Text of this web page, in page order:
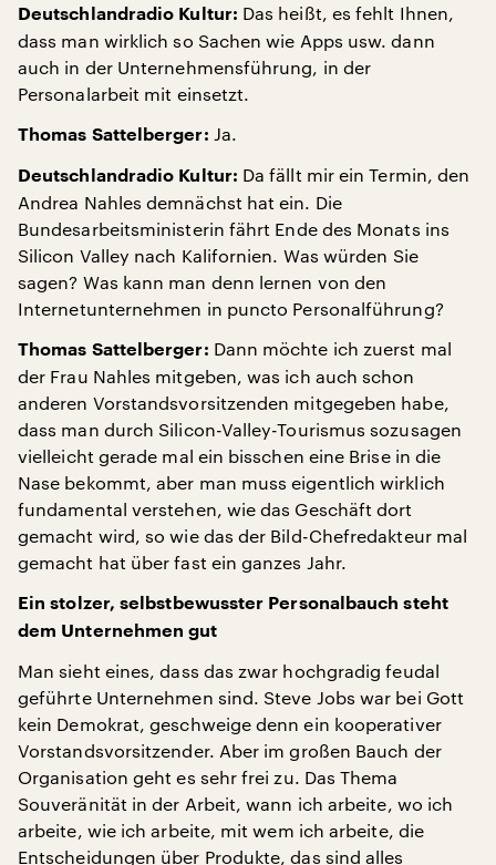
Deutschlandradio Kultur: Das heißt, es fehlt Ihnen,
dass man wirklich so Sachen wie Apps usw. dann
auch in der Unternehmensführung, in der
Personalarbeit mit einsetzt.
Thomas Sattelberger: Ja.
Deutschlandradio Kultur: Da fällt mir ein Termin, den
Andrea Nahles demnächst hat ein. Die
Bundesarbeitsministerin fährt Ende des Monats ins
Silicon Valley nach Kalifornien. Was würden Sie
sagen? Was kann man denn lernen von den
Internetunternehmen in puncto Personalführung?
Thomas Sattelberger: Dann möchte ich zuerst mal
der Frau Nahles mitgeben, was ich auch schon
anderen Vorstandsvorsitzenden mitgegeben habe,
dass man durch Silicon-Valley-Tourismus sozusagen
vielleicht gerade mal ein bisschen eine Brise in die
Nase bekommt, aber man muss eigentlich wirklich
fundamental verstehen, wie das Geschäft dort
gemacht wird, so wie das der Bild-Chefredakteur mal
gemacht hat über fast ein ganzes Jahr.
Ein stolzer, selbstbewusster Personalbauch steht
dem Unternehmen gut
Man sieht eines, dass das zwar hochgradig feudal
geführte Unternehmen sind. Steve Jobs war bei Gott
kein Demokrat, geschweige denn ein kooperativer
Vorstandsvorsitzender. Aber im großen Bauch der
Organisation geht es sehr frei zu. Das Thema
Souveränität in der Arbeit, wann ich arbeite, wo ich
arbeite, wie ich arbeite, mit wem ich arbeite, die
Entscheidungen über Produkte, das sind alles